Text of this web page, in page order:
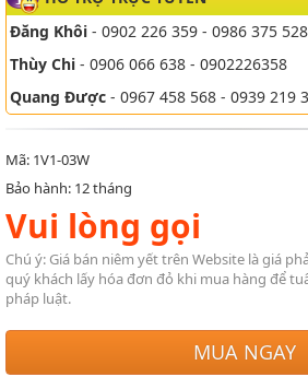
Đăng Khôi - 0902 226 359 - 0986 375 528
Thùy Chi - 0906 066 638 - 0902226358
Quang Được - 0967 458 568 - 0939 219
Mã: 1V1-03W
Bảo hành: 12 tháng
Vui lòng gọi
Chú ý: Giá bán niêm yết trên Website là giá
quý khách lấy hóa đơn đỏ khi mua hàng để
pháp luật.
MUA NGAY